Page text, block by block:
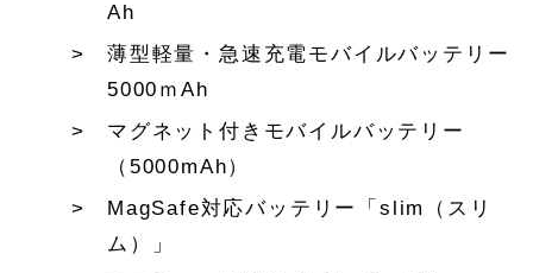
Ah
薄型軽量・急速充電モバイルバッテリー
5000ｍAh
マグネット付きモバイルバッテリー
（5000mAh）
MagSafe対応バッテリー「slim（スリ
ム）」